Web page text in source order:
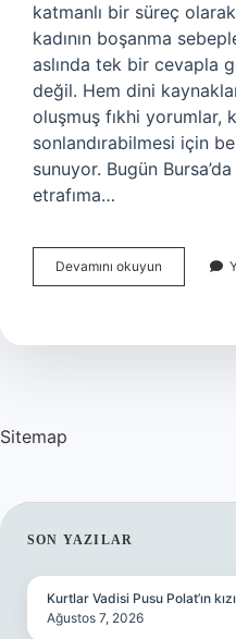
katmanlı bir süreç olarak
kadının boşanma
aslında tek bir cevapla
değil. Hem dini
oluşmuş fıkhi yorumlar,
sonlandırabilmesi için
sunuyor. Bugün
etrafıma…
Devamını okuyun
kadının
nelerdir
Sitemap
SIDEBAR
SON YAZILAR
Kurtlar Vadisi Pusu Polat’ın
Ağustos 7, 2026